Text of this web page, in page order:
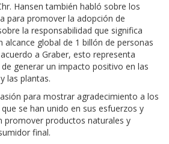
Hansen también habló sobre los
para promover la adopción de
la responsabilidad que significa
alcance global de 1 billón de personas
a Graber, esto representa
generar un impacto positivo en las
las plantas.
para mostrar agradecimiento a los
se han unido en sus esfuerzos y
promover productos naturales y
final.